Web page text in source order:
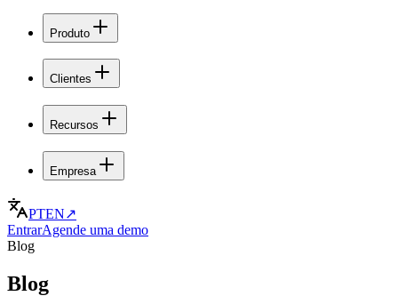
Produto
Clientes
Recursos
Empresa
PTEN↗
EntrarAgende uma demo
Blog
Blog